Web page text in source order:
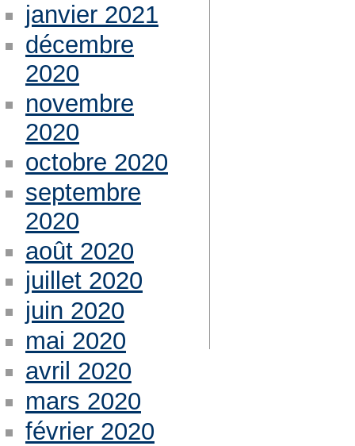
janvier 2021
décembre
2020
novembre
2020
octobre 2020
septembre
2020
août 2020
juillet 2020
juin 2020
mai 2020
avril 2020
mars 2020
février 2020